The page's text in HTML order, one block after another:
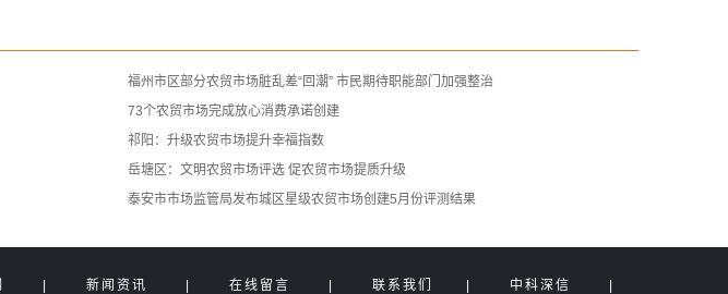
福州市区部分农贸市场脏乱差“回潮” 市民期待职能部门加强整治
73个农贸市场完成放心消费承诺创建
祁阳：升级农贸市场提升幸福指数
岳塘区：文明农贸市场评选 促农贸市场提质升级
泰安市市场监管局发布城区星级农贸市场创建5月份评测结果
新闻资讯 在线留言 联系我们 中科深信